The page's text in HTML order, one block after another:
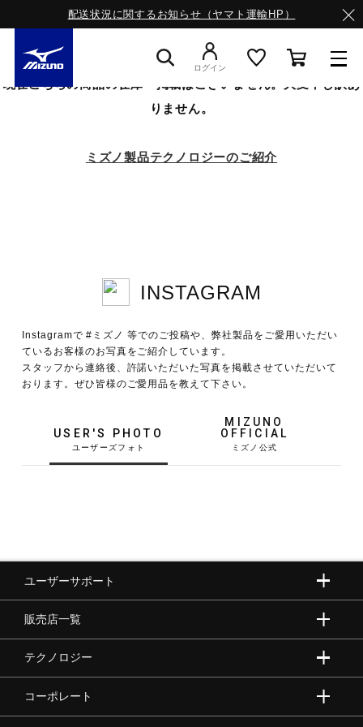
配送状況に関するお知らせ（ヤマト運輸HP）
サッカー／フットサル
トレーニング
ゴルフ
バレーボール
バドミントン
ログイン
現在こちらの商品の在庫・掲載はございません。大変申し訳あ
りません。
ミズノ製品テクノロジーのご紹介
INSTAGRAM
Instagramで #ミズノ 等でのご投稿や、弊社製品をご愛用いただい
ているお客様のお写真をご紹介しています。
スタッフから連絡後、許諾いただいた写真を掲載させていただいて
おります。ぜひ皆様のご愛用品を教えて下さい。
USER'S PHOTO
MIZUNO
OFFICIAL
ユーザーサポート
販売店一覧
テクノロジー
コーポレート